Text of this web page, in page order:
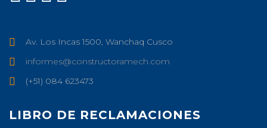
Av. Los Incas 1500, Wanchaq Cusco
informes@constructoramech.com
(+51) 084 623473
LIBRO DE RECLAMACIONES